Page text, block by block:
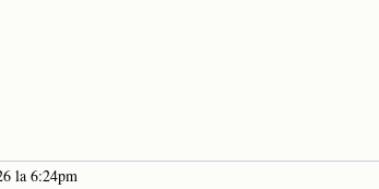
la 6:24pm